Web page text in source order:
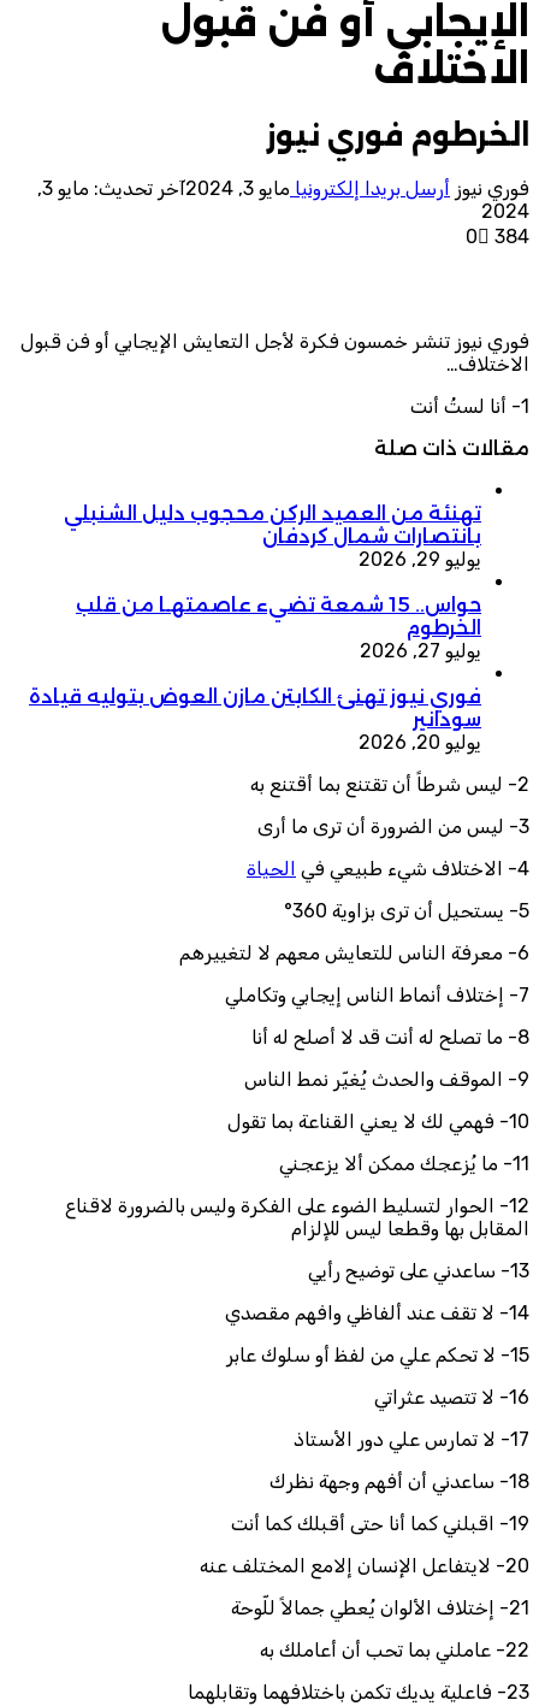
الإيجابي أو فن قبول
الاختلاف
الخرطوم فوري نيوز
فوري نيوز أرسل بريدا إلكترونيا مايو 3, 2024
آخر تحديث: مايو 3,
2024
0
384
فوري نيوز تنشر خمسون فكرة لأجل التعايش الإيجابي أو فن قبول
الاختلاف…
1- أنا لستُ أنت
مقالات ذات صلة
تهنئة من العميد الركن محجوب دليل الشنبلي
بانتصارات شمال كردفان
يوليو 29, 2026
حواس.. 15 شمعة تضيء عاصمتهـا من قلب
الخرطوم
يوليو 27, 2026
فوري نيوز تهنئ الكابتن مازن العوض بتوليه قيادة
سودانير
يوليو 20, 2026
2- ليس شرطاً أن تقتنع بما أقتنع به
3- ليس من الضرورة أن ترى ما أرى
4- الاختلاف شيء طبيعي في
الحياة
5- يستحيل أن ترى بزاوية 360°
6- معرفة الناس للتعايش معهم لا لتغييرهم
7- إختلاف أنماط الناس إيجابي وتكاملي
8- ما تصلح له أنت قد لا أصلح له أنا
9- الموقف والحدث يُغيّر نمط الناس
10- فهمي لك لا يعني القناعة بما تقول
11- ما يُزعجك ممكن ألا يزعجني
12- الحوار لتسليط الضوء على الفكرة وليس بالضرورة لاقناع
المقابل بها وقطعا ليس للإلزام
13- ساعدني على توضيح رأيي
14- لا تقف عند ألفاظي وافهم مقصدي
15- لا تحكم علي من لفظ أو سلوك عابر
16- لا تتصيد عثراتي
17- لا تمارس علي دور الأستاذ
18- ساعدني أن أفهم وجهة نظرك
19- اقبلني كما أنا حتى أقبلك كما أنت
20- لايتفاعل الإنسان إلامع المختلف عنه
21- إختلاف الألوان يُعطي جمالاً للّوحة
22- عاملني بما تحب أن أعاملك به
23- فاعلية يديك تكمن باختلافهما وتقابلهما